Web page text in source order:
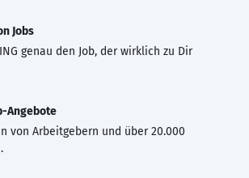
Jobs
genau den Job, der wirklich zu Dir
Angebote
von Arbeitgebern und über 20.000